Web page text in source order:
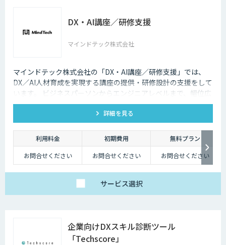
DX・AI講座／研修支援
マインドテック株式会社
マインドテック株式会社の「DX・AI講座／研修支援」では、
DX／AI人材育成を実現する講座の提供・研修設計の支援をして
います。 ビジネスパーソンからエンジニアレベルまで、幅位広
いラインナップの講座を取り揃えており、貴社の課題に合わせ
たオーダーメイド提案も可能です。
詳細を見る
利用料金 初期費用
無料プラン
お問合せください
お問合せください お問合せください
サービス選択
企業向けDXスキル診断ツール
「Techscore」